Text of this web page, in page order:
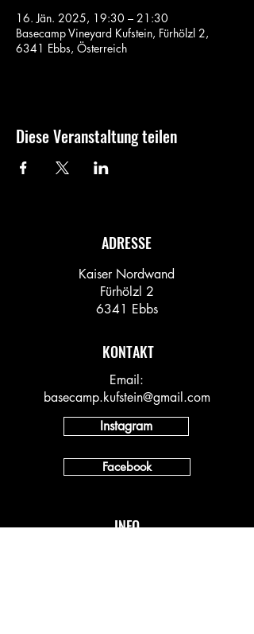
16. Jän. 2025, 19:30 – 21:30
Basecamp Vineyard Kufstein, Fürhölzl 2,
6341 Ebbs, Österreich
Diese Veranstaltung teilen
ADRESSE
Kaiser Nordwand
Fürhölzl 2
6341 Ebbs
KONTAKT
Email:
basecamp.kufstein@gmail.com
Instagram
Facebook
INFO